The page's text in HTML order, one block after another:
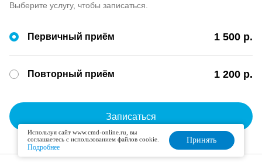
Выберите услугу, чтобы записаться.
Первичный приём 1 500 р.
Повторный приём 1 200 р.
Записаться
Используя сайт www.cmd-online.ru, вы
соглашаетесь с использованием файлов cookie.
Подробнее
Принять